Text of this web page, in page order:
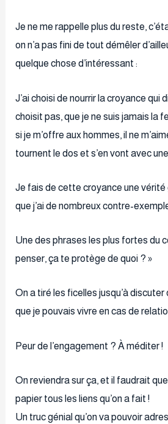
Je ne me rappelle plus du reste,
on n’a pas fini de tout démêler
quelque chose d’intéressant :
J’ai choisi de nourrir la croyance qui
choisit pas, que je ne suis jamais la
si je m’offre aux hommes, il ne
tournent le dos et s’en vont avec
Je fais de cette croyance une vérité
que j’ai de nombreux contre-
Une des phrases les plus fortes du
penser, ça te protège de quoi ? »
On a tiré les ficelles jusqu’à
que je pouvais vivre en cas de
Peur de l’engagement ? À méditer !
On reviendra sur ça, et il faudrait
papier tous les liens qu’on a fait !
Un truc génial qu’on va pouvoir